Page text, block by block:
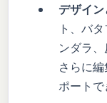
デザイ
ト、バ
ンダラ
さらに
ポートで